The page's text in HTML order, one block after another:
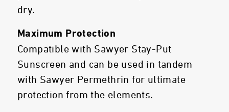
dry.
Maximum Protection
Compatible with Sawyer Stay-Put
Sunscreen and can be used in tandem
with Sawyer Permethrin for ultimate
protection from the elements.